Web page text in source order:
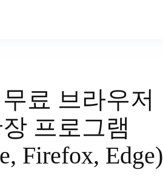
료 브라우저
프로그램
Firefox, Edge)